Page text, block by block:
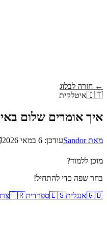
← חזרה לבלוג
🇮🇹איטלקית
איך אומרים שלום באיטלקית: 17
מאת Sandor עודכן: 6 במאי 2026
מוכן ללמוד?
בחר שפה כדי להתחיל!
🇬🇧אנגלית🇪🇸ספרדית🇫🇷